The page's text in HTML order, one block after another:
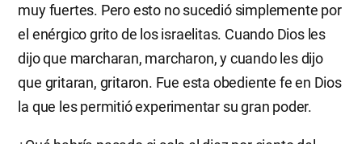
muy fuertes. Pero esto no sucedió simplemente por
el enérgico grito de los israelitas. Cuando Dios les
dijo que marcharan, marcharon, y cuando les dijo
que gritaran, gritaron. Fue esta obediente fe en Dios
la que les permitió experimentar su gran poder.